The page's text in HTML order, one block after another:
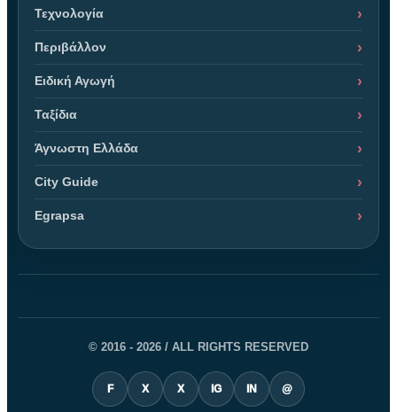
Τεχνολογία
Περιβάλλον
Ειδική Αγωγή
Ταξίδια
Άγνωστη Ελλάδα
City Guide
Egrapsa
© 2016 - 2026 / ALL RIGHTS RESERVED
F X X IG IN @